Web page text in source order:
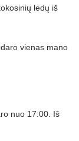
ledų iš
vienas mano
nuo 17:00. Iš